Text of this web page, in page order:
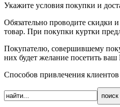
Укажите условия покупки и
Обязательно проводите скидки
товар. При покупки куртки
Покупателю, совершившему
них будет желание посетить ваш
Способов привлечения